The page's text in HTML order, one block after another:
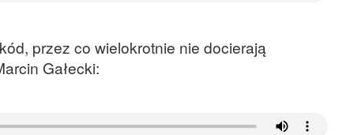
przez co wielokrotnie nie docierają
Gałecki: